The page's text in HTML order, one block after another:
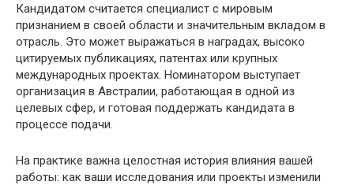
Кандидатом считается специалист с мировым
признанием в своей области и значительным вкладом в
отрасль. Это может выражаться в наградах, высоко
цитируемых публикациях, патентах или крупных
международных проектах. Номинатором выступает
организация в Австралии, работающая в одной из
целевых сфер, и готовая поддержать кандидата в
процессе подачи.
На практике важна целостная история влияния вашей
работы: как ваши исследования или проекты изменили